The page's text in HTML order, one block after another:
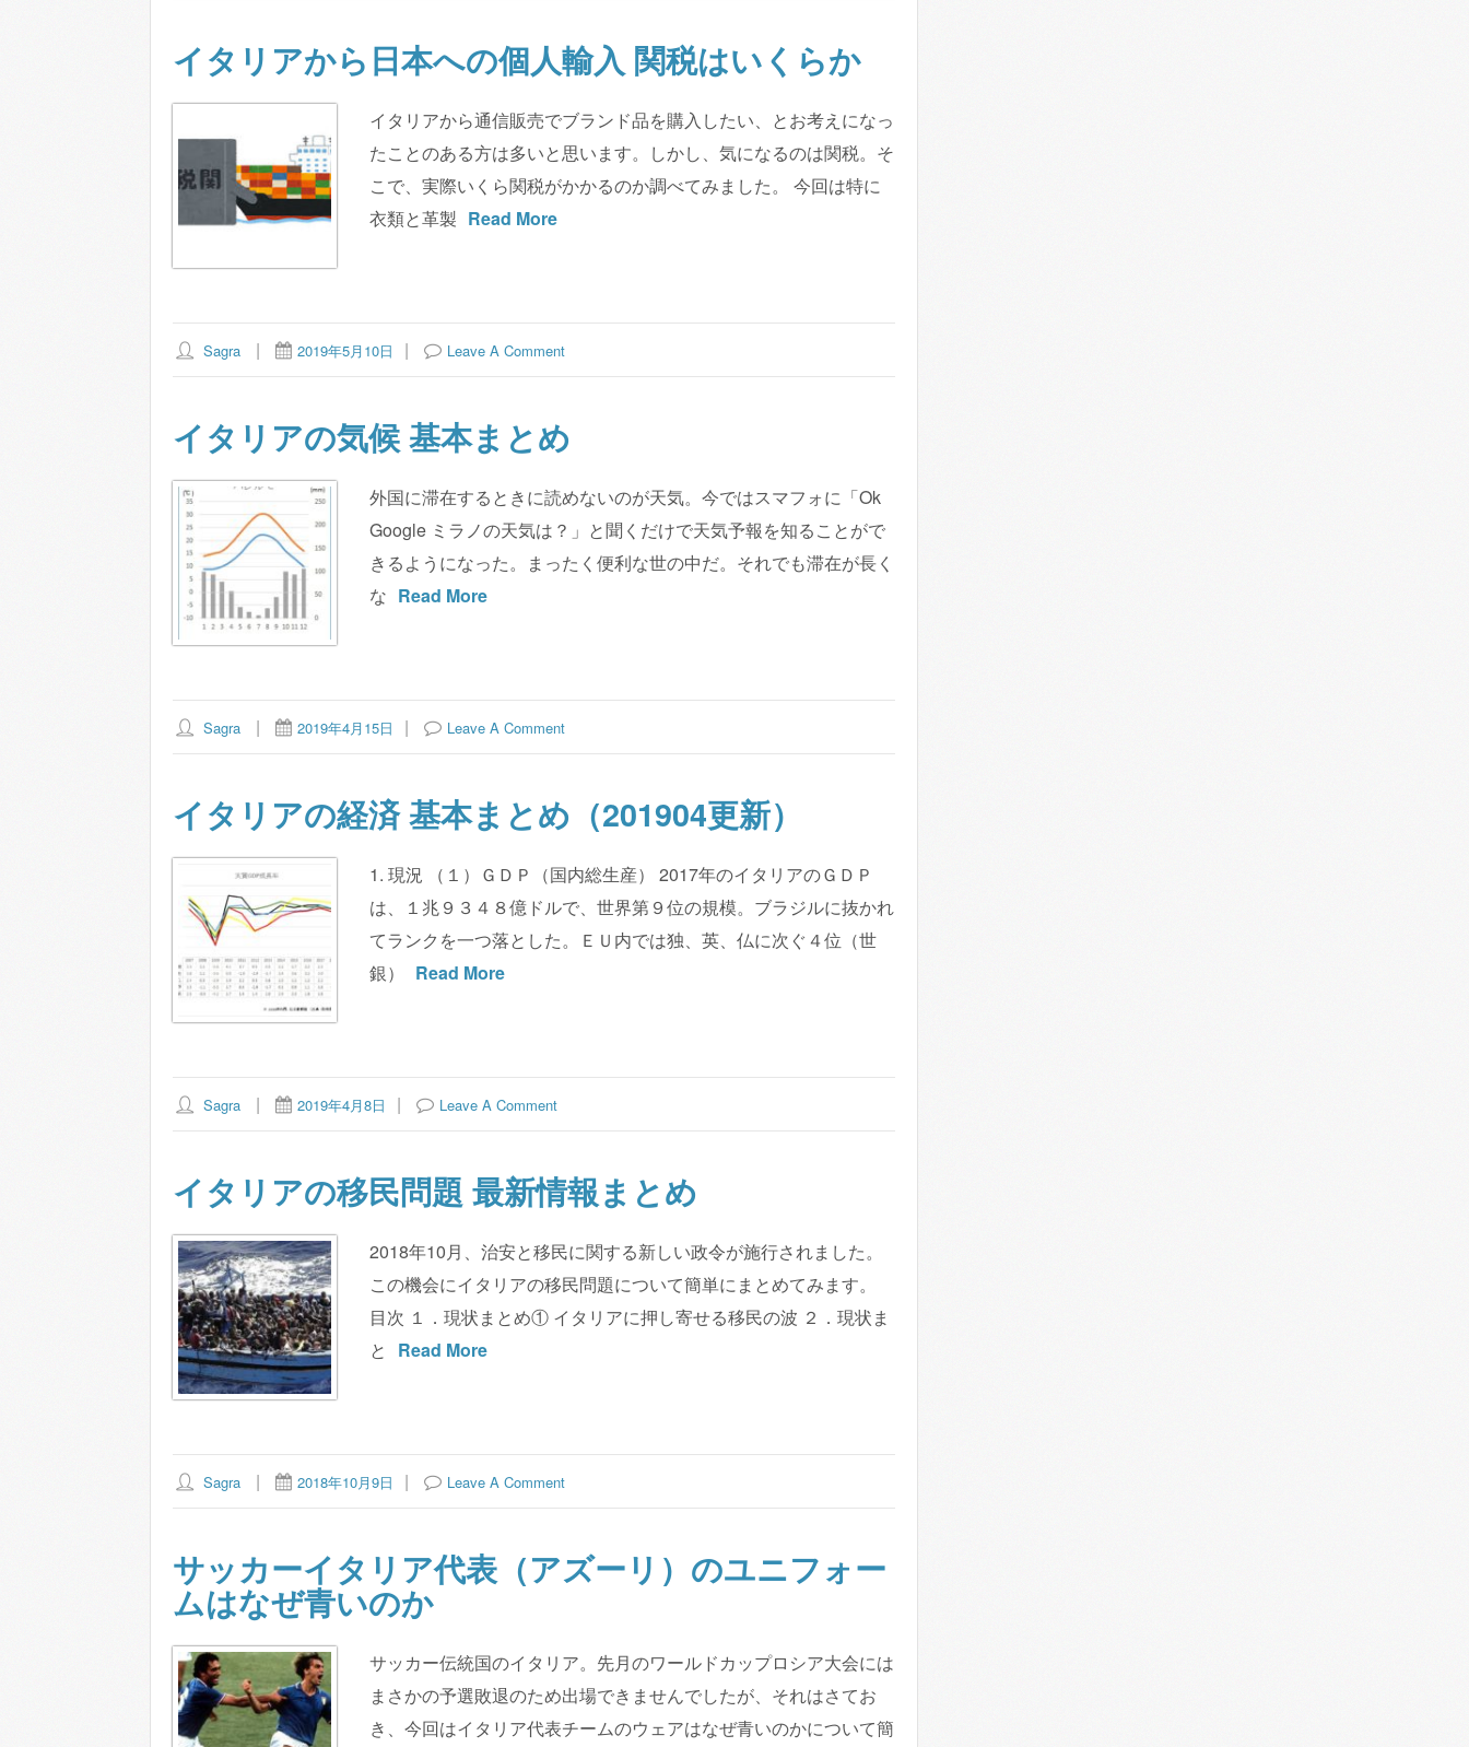
イタリアから日本への個人輸入 関税はいくらか
イタリアから通信販売でブランド品を購入したい、とお考えになっ
たことのある方は多いと思います。しかし、気になるのは関税。そ
こで、実際いくら関税がかかるのか調べてみました。 今回は特に
衣類と革製 Read More
Sagra 2019年5月10日 Leave A Comment
イタリアの気候 基本まとめ
外国に滞在するときに読めないのが天気。今ではスマフォに「Ok
Google ミラノの天気は？」と聞くだけで天気予報を知ることがで
きるようになった。まったく便利な世の中だ。それでも滞在が長く
な Read More
Sagra 2019年4月15日 Leave A Comment
イタリアの経済 基本まとめ（201904更新）
1. 現況 （１）ＧＤＰ（国内総生産） 2017年のイタリアのＧＤＰ
は、１兆９３４８億ドルで、世界第９位の規模。ブラジルに抜かれ
てランクを一つ落とした。ＥＵ内では独、英、仏に次ぐ４位（世
銀）
Read More
Sagra 2019年4月8日 Leave A Comment
イタリアの移民問題 最新情報まとめ
2018年10月、治安と移民に関する新しい政令が施行されました。
この機会にイタリアの移民問題について簡単にまとめてみます。
目次 １．現状まとめ① イタリアに押し寄せる移民の波 ２．現状ま
と
Read More
Sagra 2018年10月9日 Leave A Comment
サッカーイタリア代表（アズーリ）のユニフォー
ムはなぜ青いのか
サッカー伝統国のイタリア。先月のワールドカップロシア大会には
まさかの予選敗退のため出場できませんでしたが、それはさてお
き、今回はイタリア代表チームのウェアはなぜ青いのかについて簡